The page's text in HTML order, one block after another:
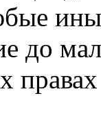
до